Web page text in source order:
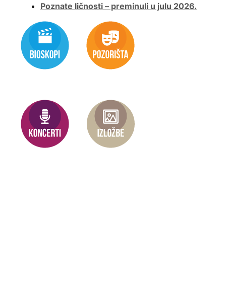
Poznate ličnosti – preminuli u julu 2026.